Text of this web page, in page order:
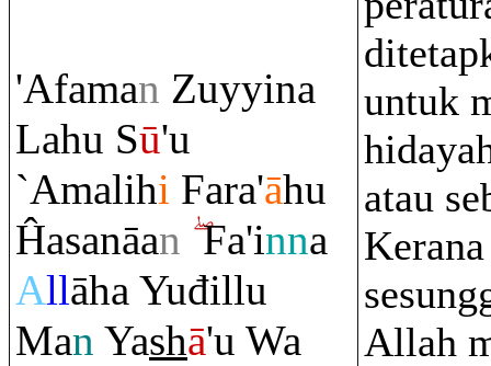
'Afaman Zuyyina
Lahu Sū'u
`Amalihi Fara'āhu
Ĥasanāan Fa'inna
Allāha Yuđillu
Man Yashā'u Wa
untuk
atau
Kerana
Allah